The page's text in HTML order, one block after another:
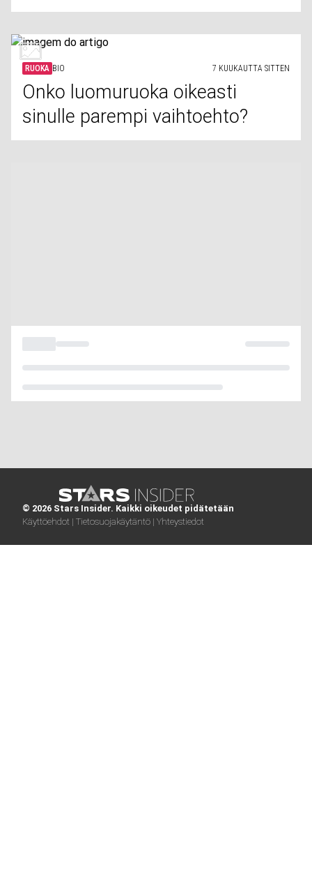
RUOKA BIO 7 KUUKAUTTA SITTEN
Onko luomuruoka oikeasti
sinulle parempi vaihtoehto?
© 2026 Stars Insider. Kaikki oikeudet pidätetään
Käyttöehdot | Tietosuojakäytäntö | Yhteystiedot